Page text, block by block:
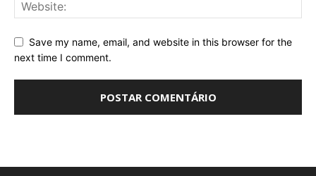
Save my name, email, and website in this browser for the
next time I comment.